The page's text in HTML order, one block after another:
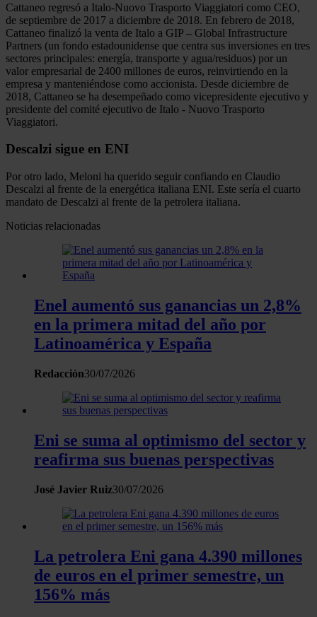
Cattaneo regresó a Italo-Nuovo Trasporto Viaggiatori como CEO,
de septiembre de 2017 a diciembre de 2018. En febrero de 2018,
Cattaneo finalizó la venta de Italo a GIP – Global Infrastructure
Partners (un fondo estadounidense que centra sus inversiones en tres
sectores principales: energía, transporte y agua/residuos) por un
valor empresarial de 2400 millones de euros, reinvirtiendo en la
empresa y manteniéndose como accionista. Desde diciembre de
2018, Cattaneo se ha desempeñado como vicepresidente ejecutivo y
presidente del comité ejecutivo de Italo - Nuovo Trasporto
Viaggiatori.
Descalzi sigue en ENI
Por otro lado, Meloni ha querido seguir confiando en Claudio
Descalzi al frente de la energética italiana ENI. Este sería el cuarto
mandato de Descalzi al frente de la petrolera italiana.
Noticias relacionadas
Enel aumentó sus ganancias un 2,8%
en la primera mitad del año por
Latinoamérica y España
Redacción30/07/2026
Eni se suma al optimismo del sector y
reafirma sus buenas perspectivas
José Javier Ruiz30/07/2026
La petrolera Eni gana 4.390 millones
de euros en el primer semestre, un
156% más